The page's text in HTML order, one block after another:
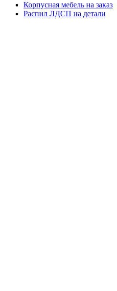
Корпусная мебель на заказ
Распил ЛДСП на детали